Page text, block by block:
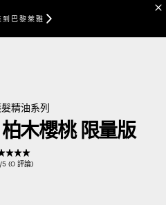
到巴黎萊雅
精油系列
木櫻桃 限量版
(0 評論)